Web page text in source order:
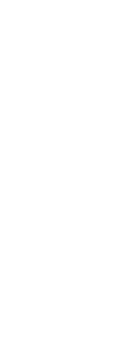
estate projects. You
Ideal candidates
organisational